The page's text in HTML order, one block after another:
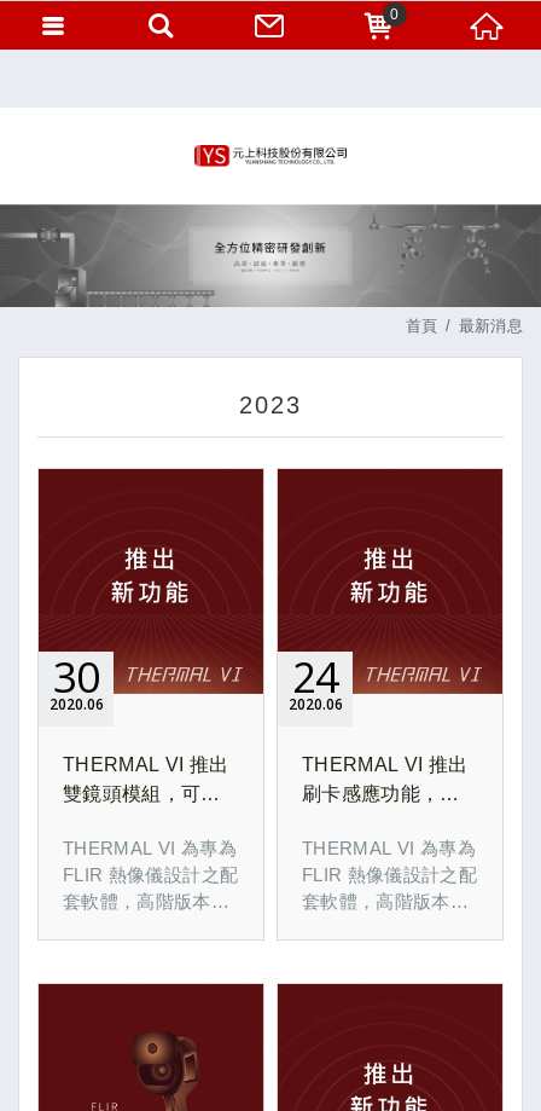
首頁 最新消息
2023
30
06
2020
THERMAL VI 推出
雙鏡頭模組，可清
THERMAL VI 為專為
FLIR 熱像儀設計之配
套軟體，高階版本具
(熱飲、熱食、其他高
24
06
2020
THERMAL VI 推出
刷卡感應功能，提
THERMAL VI 為專為
FLIR 熱像儀設計之配
套軟體，高階版本具
(熱飲、熱食、其他高
0